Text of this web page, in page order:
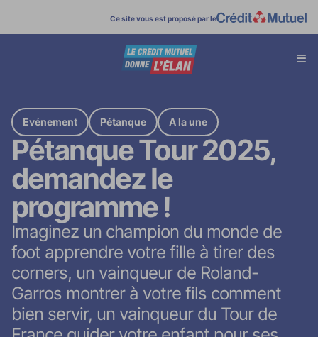
Ce site vous est proposé par le
menu
Evénement Pétanque A la une
Pétanque Tour 2025,
demandez le
programme !
Imaginez un champion du monde de
foot apprendre votre fille à tirer des
corners, un vainqueur de Roland-
Garros montrer à votre fils comment
bien servir, un vainqueur du Tour de